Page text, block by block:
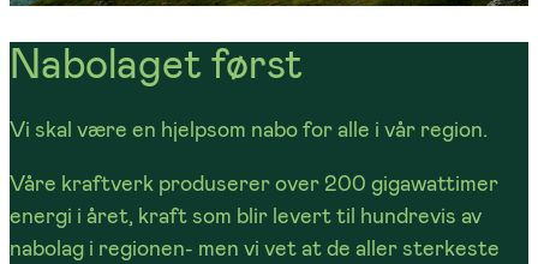
Nabolaget først
Vi skal være en hjelpsom nabo for alle i vår region.
Våre kraftverk produserer over 200 gigawattimer
energi i året, kraft som blir levert til hundrevis av
nabolag i regionen- men vi vet at de aller sterkeste